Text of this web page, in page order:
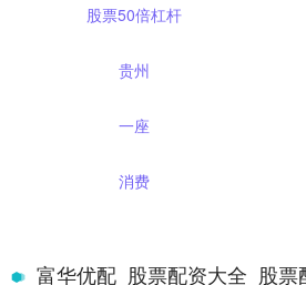
股票50倍杠杆
贵州
一座
消费
富华优配_股票配资大全_股票